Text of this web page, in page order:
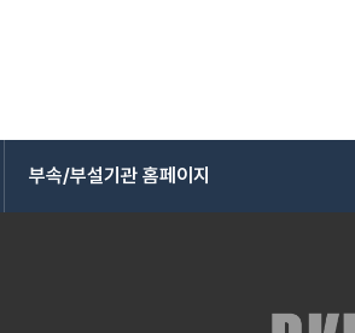
부속/부설기관 홈페이지